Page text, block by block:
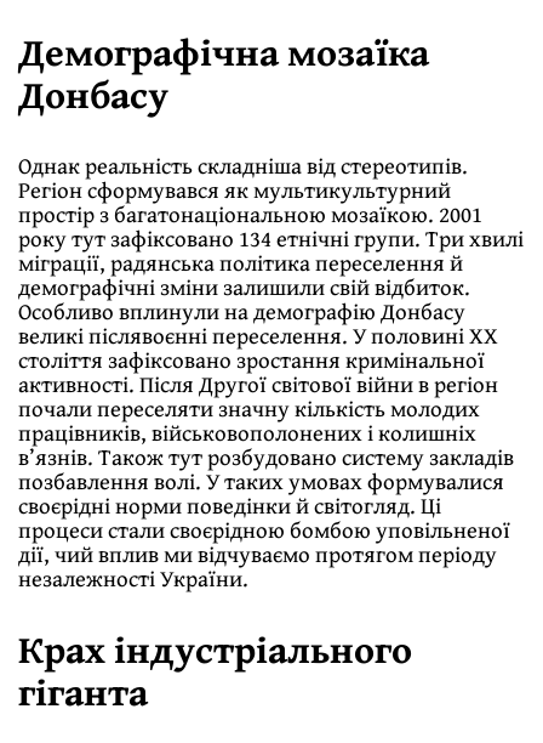
Демографічна мозаїка
Донбасу
Однак реальність складніша від стереотипів.
Регіон сформувався як мультикультурний
простір з багатонаціональною мозаїкою. 2001
року тут зафіксовано 134 етнічні групи. Три хвилі
міграції, радянська політика переселення й
демографічні зміни залишили свій відбиток.
Особливо вплинули на демографію Донбасу
великі післявоєнні переселення. У половині XX
століття зафіксовано зростання кримінальної
активності. Після Другої світової війни в регіон
почали переселяти значну кількість молодих
працівників, військовополонених і колишніх
в’язнів. Також тут розбудовано систему закладів
позбавлення волі. У таких умовах формувалися
своєрідні норми поведінки й світогляд. Ці
процеси стали своєрідною бомбою уповільненої
дії, чий вплив ми відчуваємо протягом періоду
незалежності України.
Крах індустріального
гіганта